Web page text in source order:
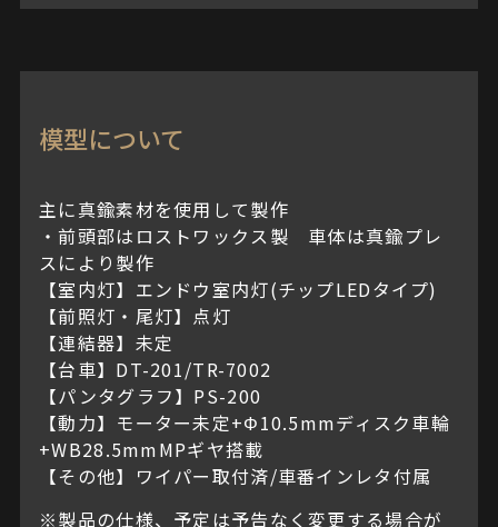
模型について
主に真鍮素材を使用して製作
・前頭部はロストワックス製 車体は真鍮プレ
スにより製作
【室内灯】エンドウ室内灯(チップLEDタイプ)
【前照灯・尾灯】点灯
【連結器】未定
【台車】DT-201/TR-7002
【パンタグラフ】PS-200
【動力】モーター未定+Φ10.5mmディスク車輪
+WB28.5mmMPギヤ搭載
【その他】ワイパー取付済/車番インレタ付属
※製品の仕様、予定は予告なく変更する場合が